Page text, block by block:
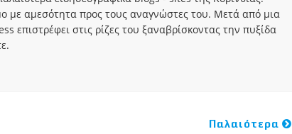
με αμεσότητα προς τους αναγνώστες του. Μετά από μια
επιστρέφει στις ρίζες του ξαναβρίσκοντας την πυξίδα
Παλαιότερα